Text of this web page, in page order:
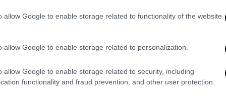
allow Google to enable storage related to functionality of the website
allow Google to enable storage related to personalization.
allow Google to enable storage related to security, including
functionality and fraud prevention, and other user protection.
ο πατέρας και η γιαγιά του παιδιού, αλλά
κάτι μεμπτό σε βάρος τους.
«κατά λάθος» το κάταγμα στο
της να το ακινητοποιήσει την ώρα που
στο κατηγορητήριο, τις